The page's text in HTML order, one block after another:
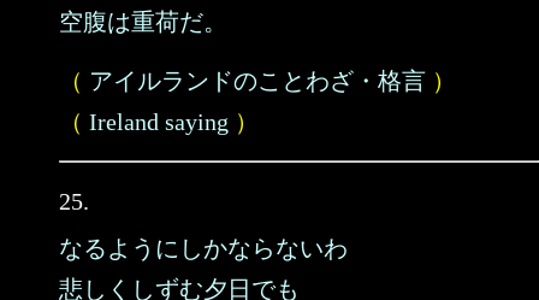
空腹は重荷だ。
（ アイルランドのことわざ・格言 ）
（ Ireland saying ）
25.
なるようにしかならないわ
悲しくしずむ夕日でも